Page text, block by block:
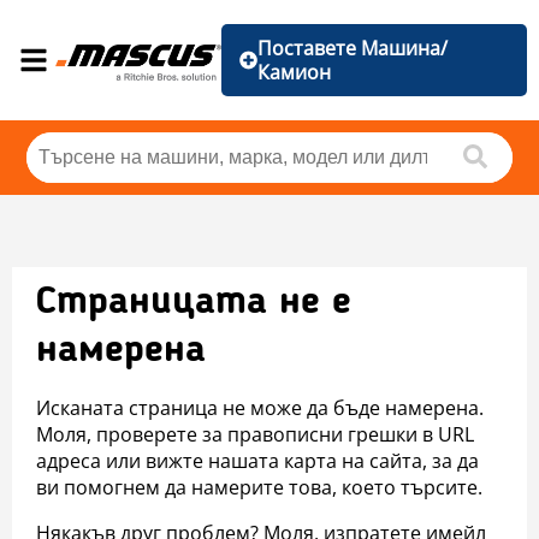
Поставете Машина/
Камион
Страницата не е
намерена
Исканата страница не може да бъде намерена.
Моля, проверете за правописни грешки в URL
адреса или вижте нашата карта на сайта, за да
ви помогнем да намерите това, което търсите.
Някакъв друг проблем? Моля, изпратете имейл